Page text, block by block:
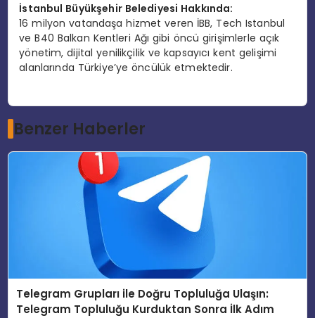
İstanbul Büyükşehir Belediyesi Hakkında:
16 milyon vatandaşa hizmet veren İBB, Tech Istanbul
ve B40 Balkan Kentleri Ağı gibi öncü girişimlerle açık
yönetim, dijital yenilikçilik ve kapsayıcı kent gelişimi
alanlarında Türkiye’ye öncülük etmektedir.
Benzer Haberler
Telegram Grupları ile Doğru Topluluğa Ulaşın:
Telegram Topluluğu Kurduktan Sonra İlk Adım